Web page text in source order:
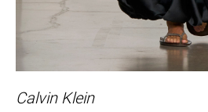
Calvin Klein